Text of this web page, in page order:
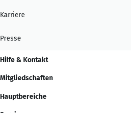
Karriere
Presse
Hilfe & Kontakt
Mitgliedschaften
Hauptbereiche